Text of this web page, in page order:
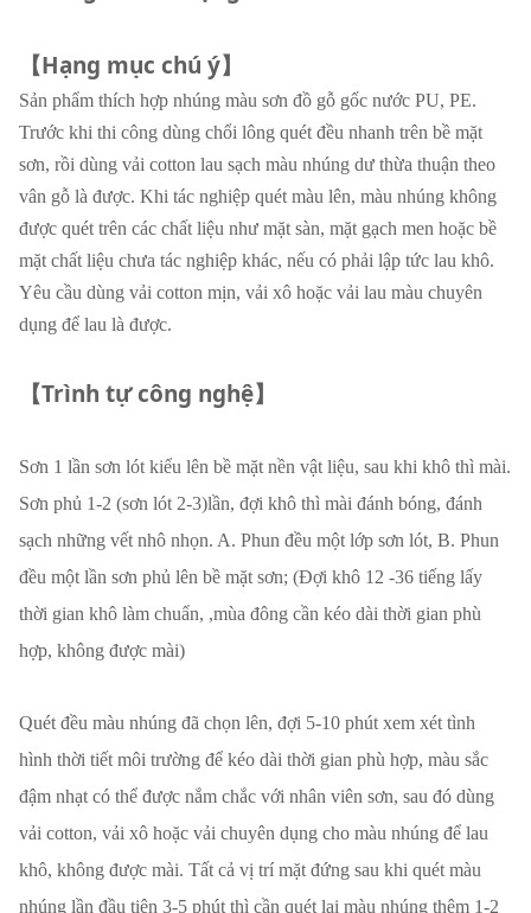
【Hạng mục chú ý】
Sản phẩm thích hợp nhúng màu sơn đồ gỗ gốc nước PU, PE.
Trước khi thi công dùng chổi lông quét đều nhanh trên bề mặt
sơn, rồi dùng vải cotton lau sạch màu nhúng dư thừa thuận theo
vân gỗ là được. Khi tác nghiệp quét màu lên, màu nhúng không
được quét trên các chất liệu như mặt sàn, mặt gạch men hoặc bề
mặt chất liệu chưa tác nghiệp khác, nếu có phải lập tức lau khô.
Yêu cầu dùng vải cotton mịn, vải xô hoặc vải lau màu chuyên
dụng để lau là được.
【Trình tự công nghệ】
Sơn 1 lần sơn lót kiểu lên bề mặt nền vật liệu, sau khi khô thì mài.
Sơn phủ 1-2 (sơn lót 2-3)lần, đợi khô thì mài đánh bóng, đánh
sạch những vết nhô nhọn. A. Phun đều một lớp sơn lót, B. Phun
đều một lần sơn phủ lên bề mặt sơn; (Đợi khô 12 -36 tiếng lấy
thời gian khô làm chuẩn, ,mùa đông cần kéo dài thời gian phù
hợp, không được mài)
Quét đều màu nhúng đã chọn lên, đợi 5-10 phút xem xét tình
hình thời tiết môi trường để kéo dài thời gian phù hợp, màu sắc
đậm nhạt có thể được nắm chắc với nhân viên sơn, sau đó dùng
vải cotton, vải xô hoặc vải chuyên dụng cho màu nhúng để lau
khô, không được mài. Tất cả vị trí mặt đứng sau khi quét màu
nhúng lần đầu tiên 3-5 phút thì cần quét lại màu nhúng thêm 1-2